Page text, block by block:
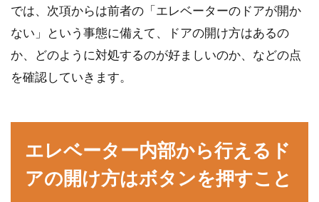
もはや日本人にとっては不可欠なものといって
もいいかも...
では、次項からは前者の「エレベーターのドアが開か
ない」という事態に備えて、ドアの開け方はあるの
か、どのように対処するのが好ましいのか、などの点
を確認していきます。
エレベーター内部から行えるド
アの開け方はボタンを押すこと